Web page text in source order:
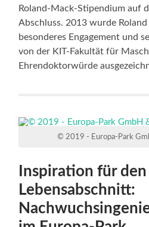
Roland-Mack-Stipendium auf
Abschluss. 2013 wurde
besonderes Engagement und
von der KIT-Fakultät für
Ehrendoktorwürde
© 2019 - Europa-Park
Inspiration für
Lebensabschnitt: